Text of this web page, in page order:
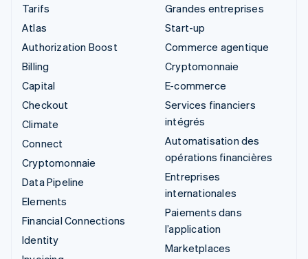
Tarifs
Atlas
Authorization Boost
Billing
Capital
Checkout
Climate
Connect
Cryptomonnaie
Data Pipeline
Elements
Financial Connections
Identity
Grandes entreprises
Start-up
Commerce agentique
Cryptomonnaie
E-commerce
Services financiers
intégrés
Automatisation des
opérations financières
Entreprises
internationales
Paiements dans
l’application
Marketplaces